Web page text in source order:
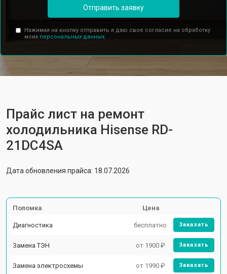
Отправить заявку
Нажимая на кнопку отправить я даю свое согласие на обработку
моих персональных данных.
Прайс лист на ремонт
холодильника Hisense RD-
21DC4SA
Дата обновления прайса: 18.07.2026
Поломка Цена
Диагностика бесплатно Заказать
Замена ТЭН от 1900 ₽ Заказать
Замена электросхемы от 1990 ₽ Заказать